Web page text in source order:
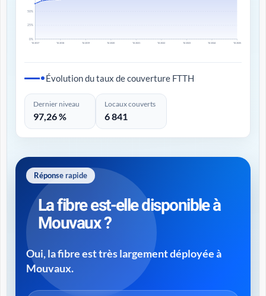
0%
25%
50%
T4 2017 T4 2018 T4 2019 T4 2020 T4 2021 T4 2022 T4 2023 T4 2024 T4 2025
Évolution du taux de couverture FTTH
Dernier niveau
97,26 %
Locaux couverts
6 841
Réponse rapide
La fibre est-elle disponible à
Mouvaux ?
Oui, la fibre est très largement déployée à
Mouvaux.